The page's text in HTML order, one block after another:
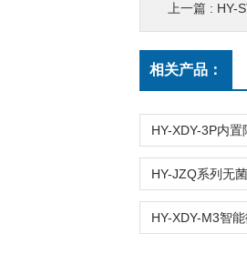
上一篇 : HY-
相关产品：